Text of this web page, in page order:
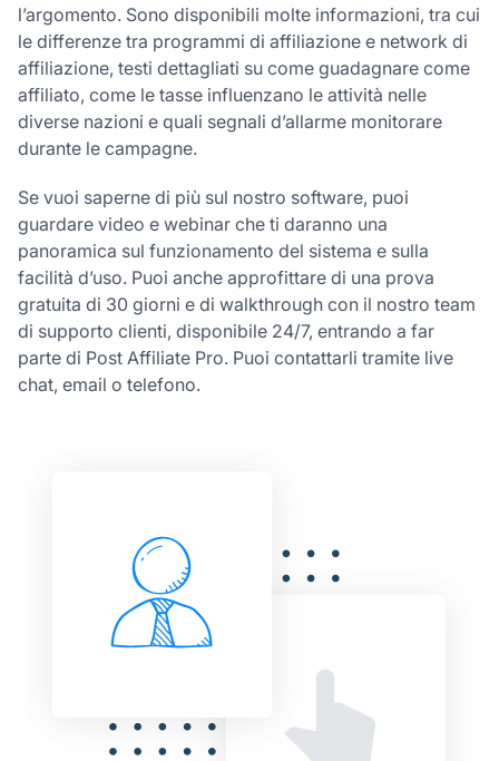
l’argomento. Sono disponibili molte informazioni, tra cui
le differenze tra programmi di affiliazione e network di
affiliazione, testi dettagliati su come guadagnare come
affiliato, come le tasse influenzano le attività nelle
diverse nazioni e quali segnali d’allarme monitorare
durante le campagne.
Se vuoi saperne di più sul nostro software, puoi
guardare video e webinar che ti daranno una
panoramica sul funzionamento del sistema e sulla
facilità d’uso. Puoi anche approfittare di una prova
gratuita di 30 giorni e di walkthrough con il nostro team
di supporto clienti, disponibile 24/7, entrando a far
parte di Post Affiliate Pro. Puoi contattarli tramite live
chat, email o telefono.